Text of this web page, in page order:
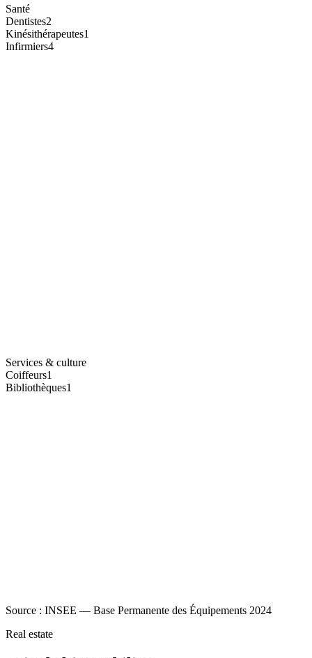
Santé
Dentistes2
Kinésithérapeutes1
Infirmiers4
Services & culture
Coiffeurs1
Bibliothèques1
Source : INSEE — Base Permanente des Équipements 2024
Real estate